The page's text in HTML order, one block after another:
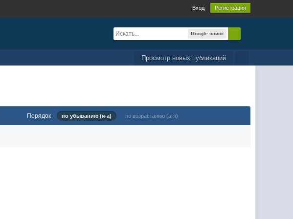
Вход Регистрация
Google поиск
Просмотр новых публикаций
Порядок по убыванию (я-а) по возрастанию (а-я)